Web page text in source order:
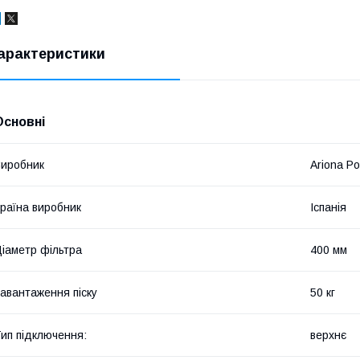
Ariona
виробник Іспанія
фільтра 400 мм
піску 50 кг
підключення: верхнє